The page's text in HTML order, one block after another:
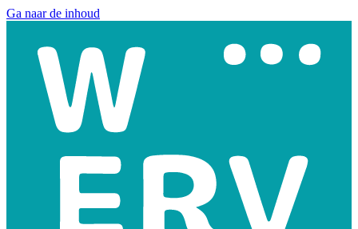
Ga naar de inhoud